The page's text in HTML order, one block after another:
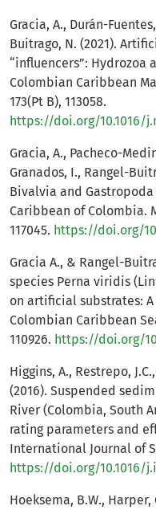
Gracia, A., Durán-
Buitrago, N. (2021).
“influencers”: Hydrozoa
Colombian Caribbean
173(Pt B), 113058.
https://doi.org/10.1016/
Gracia, A., Pacheco-
Granados, I., Rangel-
Bivalvia and
Caribbean of Colombia.
117045. https://doi.org/
Gracia A., & Rangel-
species Perna viridis
on artificial substrates:
Colombian Caribbean
110926. https://doi.org/
Higgins, A., Restrepo,
(2016). Suspended
River (Colombia, South
rating parameters and
International Journal of
https://doi.org/10.1016/
Hoeksema, B.W., Harper,